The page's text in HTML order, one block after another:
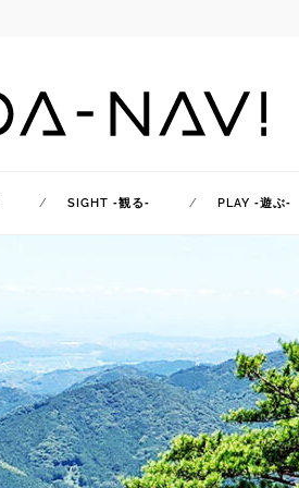
SIGHT ‐観る‐ PLAY ‐遊ぶ‐